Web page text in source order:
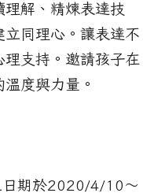
理解、精煉表達技
同理心。讓表達不
支持。邀請孩子在
度與力量。
期於2020/4/10～